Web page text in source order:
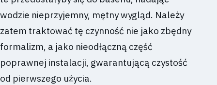
wodzie nieprzyjemny, mętny wygląd. Należy
zatem traktować tę czynność nie jako zbędny
formalizm, a jako nieodłączną część
poprawnej instalacji, gwarantującą czystość
od pierwszego użycia.